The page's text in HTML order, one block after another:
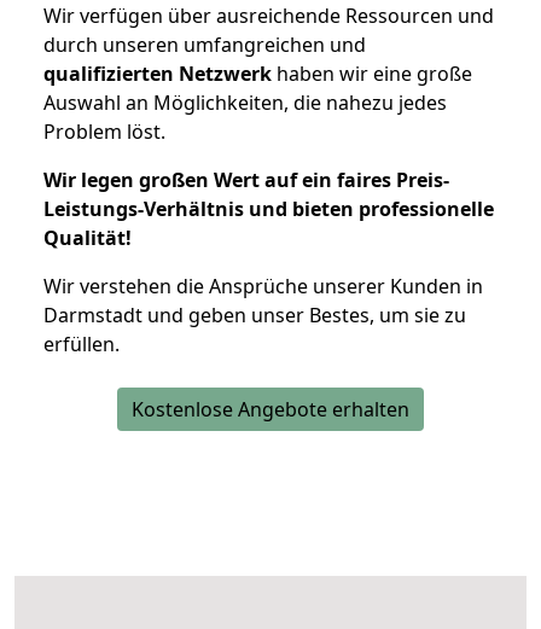
Wir verfügen über ausreichende Ressourcen und
durch unseren umfangreichen und
qualifizierten Netzwerk haben wir eine große
Auswahl an Möglichkeiten, die nahezu jedes
Problem löst.
Wir legen großen Wert auf ein faires Preis-
Leistungs-Verhältnis und bieten professionelle
Qualität!
Wir verstehen die Ansprüche unserer Kunden in
Darmstadt und geben unser Bestes, um sie zu
erfüllen.
Kostenlose Angebote erhalten